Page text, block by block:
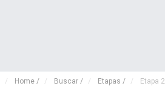
Home / Buscar / Etapas / Etapa 2